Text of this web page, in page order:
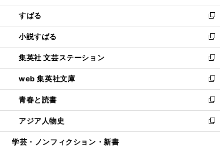
開
く
ウ
で
開
く
ン
ド
ウ
で
開
く
すばる
新
し
い
ウ
ィ
ン
ド
ウ
で
開
く
小説すばる
新
し
い
ウ
ィ
ン
ド
ウ
で
開
集英社 文芸ステーション
新
し
い
ウ
ィ
ン
ド
ウ
web 集英社文庫
新
し
い
ウ
ィ
ン
青春と読書
新
し
い
ウ
アジア人物史
新
し
学芸・ノンフィクション・新書